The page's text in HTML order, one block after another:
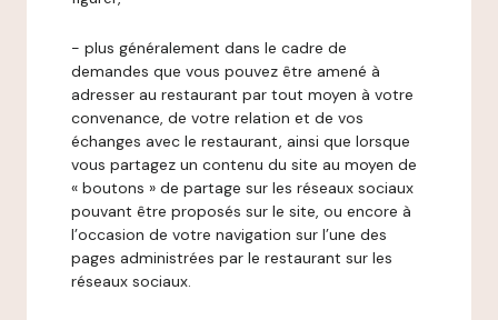
- plus généralement dans le cadre de
demandes que vous pouvez être amené à
adresser au restaurant par tout moyen à votre
convenance, de votre relation et de vos
échanges avec le restaurant, ainsi que lorsque
vous partagez un contenu du site au moyen de
« boutons » de partage sur les réseaux sociaux
pouvant être proposés sur le site, ou encore à
l’occasion de votre navigation sur l’une des
pages administrées par le restaurant sur les
réseaux sociaux.